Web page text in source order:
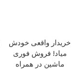
خریدار واقعی خودش
میاد! فروش فوری
ماشین در همراه